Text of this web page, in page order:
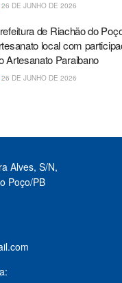
26 DE JUNHO DE 2026
de Riachão do
local com
Artesanato Paraibano
26 DE JUNHO DE 2026
Alves, S/N,
Poço/PB